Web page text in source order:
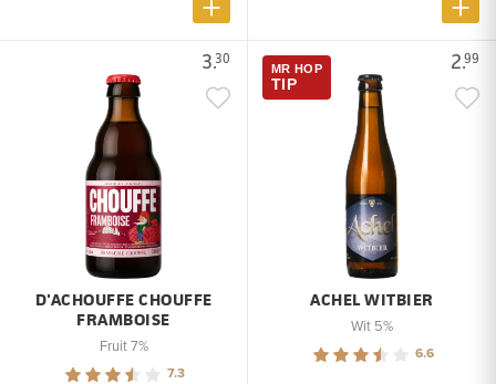
3.30
D'ACHOUFFE CHOUFFE
FRAMBOISE
Fruit 7%
7.3
2.99
MR HOP
TIP
ACHEL WITBIER
Wit 5%
6.6